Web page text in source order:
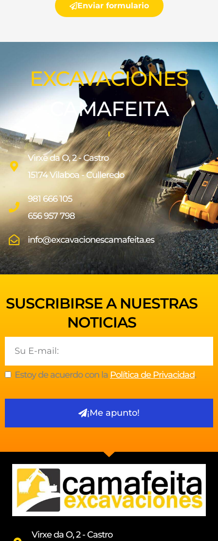
EXCAVACIONES
CAMAFEITA
Virxe da O, 2 - Castro
15174 Vilaboa - Culleredo
981 666 105
656 957 798
info@excavacionescamafeita.es
Enviar formulario
SUSCRIBIRSE A NUESTRAS
NOTICIAS
Estoy de acuerdo con la Política de Privacidad.
¡Me apunto!
Virxe da O, 2 - Castro